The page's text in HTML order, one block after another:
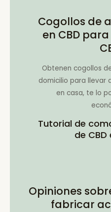
Cogollos de
en CBD
Obtenen cogollos
domicilio para llevar
en casa, te lo
Tutorial de
de CBD
Opiniones
fabricar